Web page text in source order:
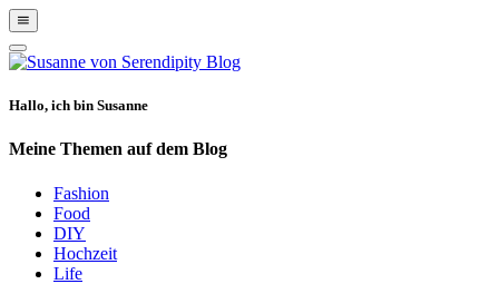
Show
Offscreen
Content
Hide
Offscreen
Hallo, ich bin Susanne
Meine Themen auf dem Blog
Fashion
Food
DIY
Hochzeit
Life